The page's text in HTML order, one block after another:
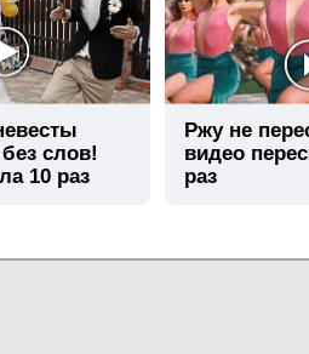
слов!
10 раз
Ржу не
видео
раз